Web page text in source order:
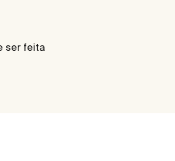
ser feita